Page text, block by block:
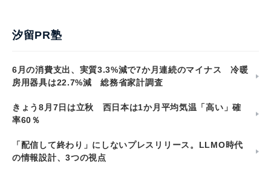
汐留PR塾
6月の消費支出、実質3.3%減で7か月連続のマイナス 冷暖
房用器具は22.7%減 総務省家計調査
きょう8月7日は立秋 西日本は1か月平均気温「高い」確
率60％
「配信して終わり」にしないプレスリリース。LLMO時代
の情報設計、3つの視点